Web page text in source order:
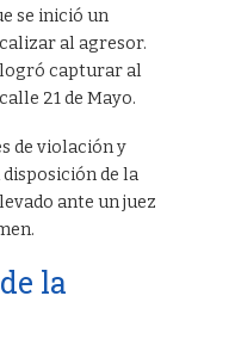
se inició un
al agresor.
logró capturar al
21 de Mayo.
de violación y
de la
ante un juez
la